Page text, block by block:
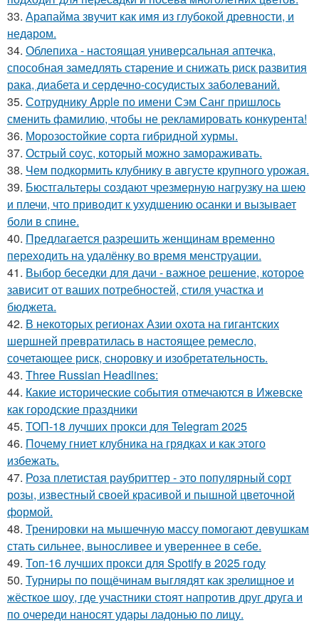
33. Арапайма звучит как имя из глубокой древности, и
недаром.
34. Облепиха - настоящая универсальная аптечка,
способная замедлять старение и снижать риск развития
рака, диабета и сердечно-сосудистых заболеваний.
35. Сотруднику Apple по имени Сэм Санг пришлось
сменить фамилию, чтобы не рекламировать конкурента!
36. Морозостойкие сорта гибридной хурмы.
37. Острый соус, который можно замораживать.
38. Чем подкормить клубнику в августе крупного урожая.
39. Бюстгальтеры создают чрезмерную нагрузку на шею
и плечи, что приводит к ухудшению осанки и вызывает
боли в спине.
40. Предлагается разрешить женщинам временно
переходить на удалёнку во время менструации.
41. Выбор беседки для дачи - важное решение, которое
зависит от ваших потребностей, стиля участка и
бюджета.
42. В некоторых регионах Азии охота на гигантских
шершней превратилась в настоящее ремесло,
сочетающее риск, сноровку и изобретательность.
43. Three Russian Headlines:
44. Какие исторические события отмечаются в Ижевске
как городские праздники
45. ТОП-18 лучших прокси для Telegram 2025
46. Почему гниет клубника на грядках и как этого
избежать.
47. Роза плетистая раубриттер - это популярный сорт
розы, известный своей красивой и пышной цветочной
формой.
48. Тренировки на мышечную массу помогают девушкам
стать сильнее, выносливее и увереннее в себе.
49. Топ-16 лучших прокси для Spotify в 2025 году
50. Турниры по пощёчинам выглядят как зрелищное и
жёсткое шоу, где участники стоят напротив друг друга и
по очереди наносят удары ладонью по лицу.